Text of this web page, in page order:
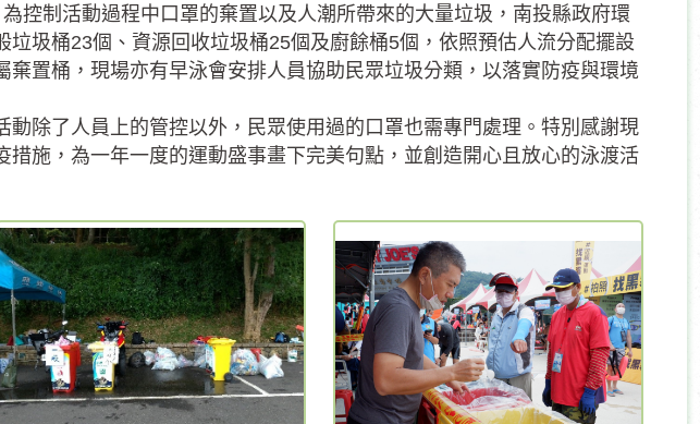
控制活動過程中口罩的棄置以及人潮所帶來的大量垃圾，南投縣政府環
圾桶23個、資源回收垃圾桶25個及廚餘桶5個，依照預估人流分配擺設
棄置桶，現場亦有早泳會安排人員協助民眾垃圾分類，以落實防疫與環境
除了人員上的管控以外，民眾使用過的口罩也需專門處理。特別感謝現
施，為一年一度的運動盛事畫下完美句點，並創造開心且放心的泳渡活